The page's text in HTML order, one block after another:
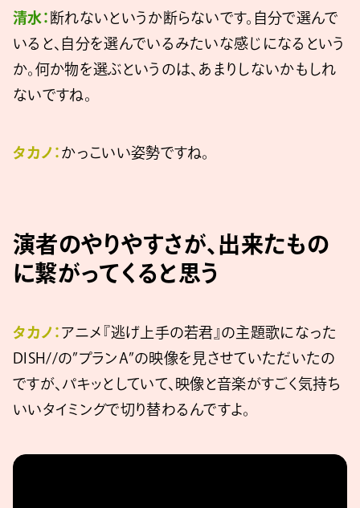
清水： 断れないというか断らないです。自分で選んで
いると、自分を選んでいるみたいな感じになるという
か。何か物を選ぶというのは、あまりしないかもしれ
ないですね。
タカノ： かっこいい姿勢ですね。
演者のやりやすさが、出来たもの
に繋がってくると思う
タカノ： アニメ『逃げ上手の若君』の主題歌になった
DISH//の”プランA”の映像を見させていただいたの
ですが、パキッとしていて、映像と音楽がすごく気持ち
いいタイミングで切り替わるんですよ。